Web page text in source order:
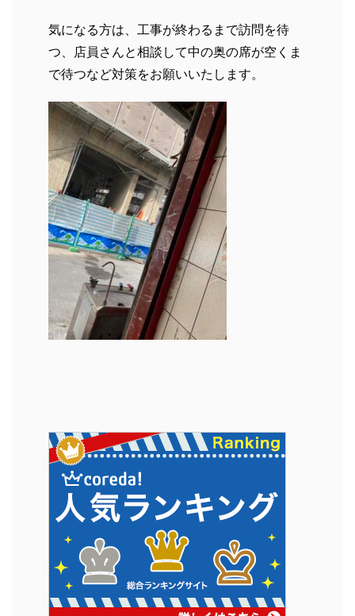
気になる方は、工事が終わるまで訪問を待
つ、店員さんと相談して中の奥の席が空くま
で待つなど対策をお願いいたします。